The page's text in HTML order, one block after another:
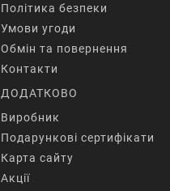
Політика безпеки
Умови угоди
Обмін та повернення
Контакти
ДОДАТКОВО
Виробник
Подарункові сертифікати
Карта сайту
Акції